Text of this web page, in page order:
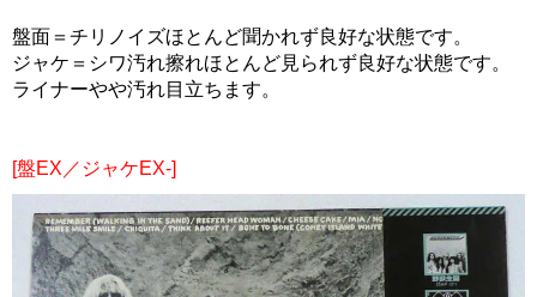
盤面＝チリノイズほとんど聞かれず良好な状態です。
ジャケ＝シワ汚れ擦れほとんど見られず良好な状態です。
ライナーやや汚れ目立ちます。
[盤EX／ジャケEX-]